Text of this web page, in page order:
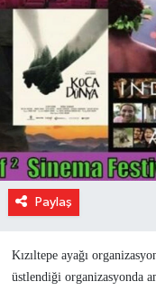
Paylaş
Kızıltepe ayağı
üstlendiği organizasyonda